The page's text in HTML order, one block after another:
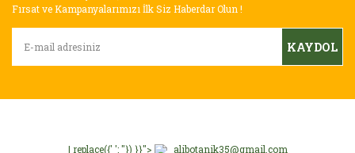
Ürün açıklamasında eksik bilgiler bulunuyor.
Ürün fiyatı diğer sitelerden daha pahalı.
Fırsat ve Kampanyalarımızı İlk Siz Haberdar Olun !
KAYDOL
| replace({' ': ''}) }}">
alibotanik35@gmail.com